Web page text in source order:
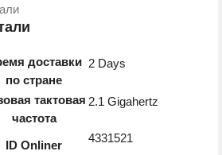
доставки
по стране
2 Days
тактовая
частота
2.1 Gigahertz
ID Onliner
4331521